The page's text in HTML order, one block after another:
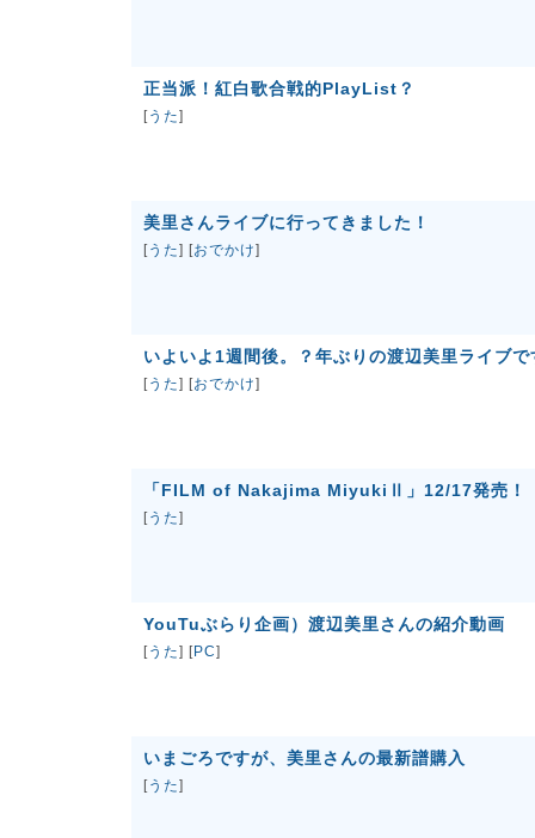
正当派！紅白歌合戦的PlayList？
[うた]
美里さんライブに行ってきました！
[うた] [おでかけ]
いよいよ1週間後。？年ぶりの渡辺美里ライブで
[うた] [おでかけ]
「FILM of Nakajima MiyukiⅡ」12/17発売！
[うた]
YouTuぶらり企画）渡辺美里さんの紹介動画
[うた] [PC]
いまごろですが、美里さんの最新譜購入
[うた]